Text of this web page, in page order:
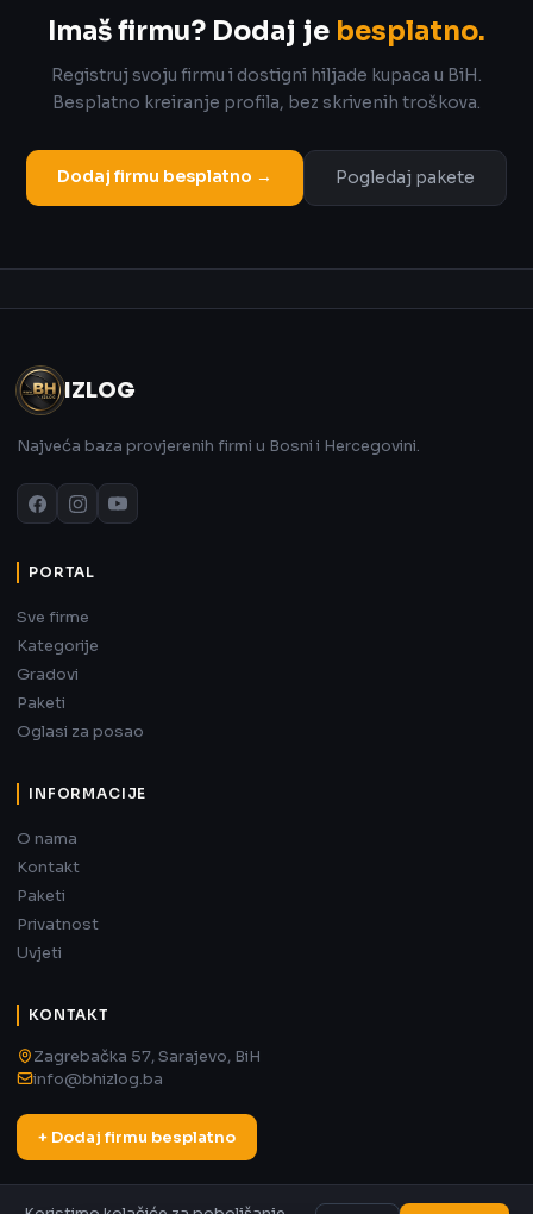
Imaš firmu? Dodaj je besplatno.
Registruj svoju firmu i dostigni hiljade kupaca u BiH.
Besplatno kreiranje profila, bez skrivenih troškova.
Dodaj firmu besplatno → Pogledaj pakete
IZLOG
Najveća baza provjerenih firmi u Bosni i Hercegovini.
PORTAL
Sve firme
Kategorije
Gradovi
Paketi
Oglasi za posao
INFORMACIJE
O nama
Kontakt
Paketi
Privatnost
Uvjeti
KONTAKT
Zagrebačka 57, Sarajevo, BiH
info@bhizlog.ba
+ Dodaj firmu besplatno